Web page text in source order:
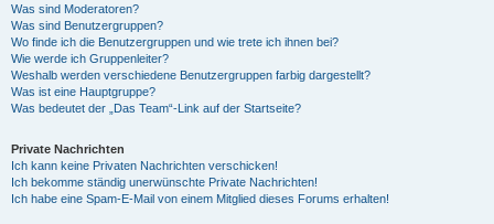
Was sind Moderatoren?
Was sind Benutzergruppen?
Wo finde ich die Benutzergruppen und wie trete ich ihnen bei?
Wie werde ich Gruppenleiter?
Weshalb werden verschiedene Benutzergruppen farbig dargestellt?
Was ist eine Hauptgruppe?
Was bedeutet der „Das Team“-Link auf der Startseite?
Private Nachrichten
Ich kann keine Privaten Nachrichten verschicken!
Ich bekomme ständig unerwünschte Private Nachrichten!
Ich habe eine Spam-E-Mail von einem Mitglied dieses Forums erhalten!